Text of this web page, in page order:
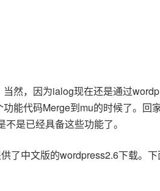
然，因为ialog现在还是通过
能代码Merge到mu的时候了。回
是已经具备这些功能了。
了中文版的wordpress2.6下载。